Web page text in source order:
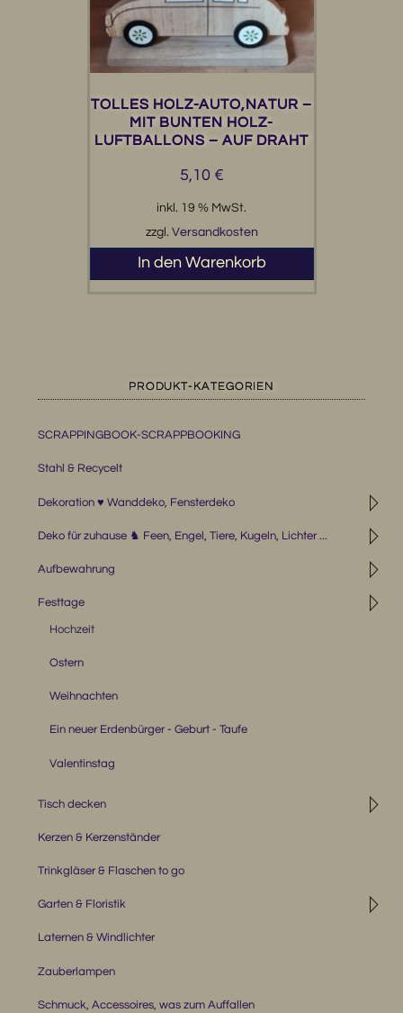
TOLLES HOLZ-AUTO,NATUR –
MIT BUNTEN HOLZ-
LUFTBALLONS – AUF DRAHT
5,10 €
inkl. 19 % MwSt.
zzgl. Versandkosten
In den Warenkorb
PRODUKT-KATEGORIEN
SCRAPPINGBOOK-SCRAPPBOOKING
Stahl & Recycelt
◹
Dekoration ♥ Wanddeko, Fensterdeko
◹
Deko für zuhause ♞ Feen, Engel, Tiere, Kugeln, Lichter ...
◹
Aufbewahrung
◹
Festtage
Hochzeit
Ostern
Weihnachten
Ein neuer Erdenbürger - Geburt - Taufe
Valentinstag
◹
Tisch decken
Kerzen & Kerzenständer
Trinkgläser & Flaschen to go
◹
Garten & Floristik
Laternen & Windlichter
Zauberlampen
Schmuck, Accessoires, was zum Auffallen